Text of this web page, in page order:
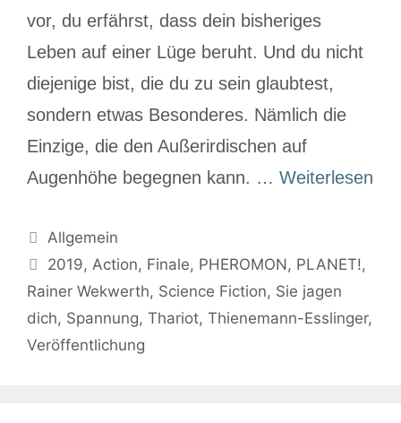
vor, du erfährst, dass dein bisheriges
Leben auf einer Lüge beruht. Und du nicht
diejenige bist, die du zu sein glaubtest,
sondern etwas Besonderes. Nämlich die
Einzige, die den Außerirdischen auf
Augenhöhe begegnen kann. … Weiterlesen
Allgemein
2019, Action, Finale, PHEROMON, PLANET!,
Rainer Wekwerth, Science Fiction, Sie jagen
dich, Spannung, Thariot, Thienemann-Esslinger,
Veröffentlichung